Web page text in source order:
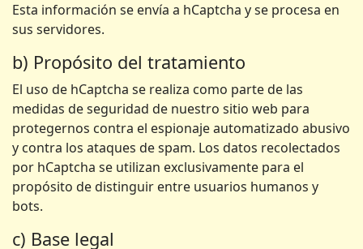
Esta información se envía a hCaptcha y se procesa en
sus servidores.
b) Propósito del tratamiento
El uso de hCaptcha se realiza como parte de las
medidas de seguridad de nuestro sitio web para
protegernos contra el espionaje automatizado abusivo
y contra los ataques de spam. Los datos recolectados
por hCaptcha se utilizan exclusivamente para el
propósito de distinguir entre usuarios humanos y
bots.
c) Base legal